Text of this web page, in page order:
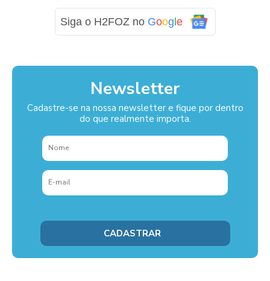
Siga o H2FOZ no Goog e
Newsletter
Cadastre-se na nossa newsletter e fique por dentro
do que realmente importa.